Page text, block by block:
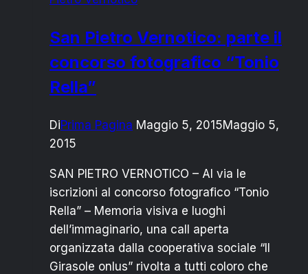
San Pietro Vernotico: parte il
concorso fotografico “Tonio
Rella”
DiPrima Pagina Maggio 5, 2015Maggio 5,
2015
SAN PIETRO VERNOTICO – Al via le
iscrizioni al concorso fotografico “Tonio
Rella” – Memoria visiva e luoghi
dell’immaginario, una call aperta
organizzata dalla cooperativa sociale “Il
Girasole onlus” rivolta a tutti coloro che